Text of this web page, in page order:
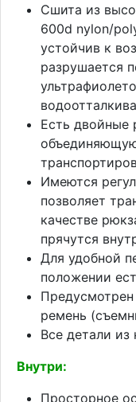
Сшита из
600d nylon/
устойчив к
разрушается
Есть двойные
Имеются
позволяет
качестве
прячутся
Для удобной
положении
ремень
Все детали из
Внутри:
Просторное